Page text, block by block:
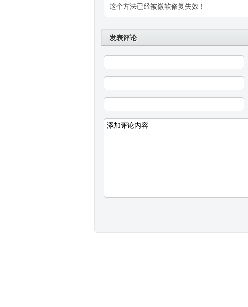
这个方法已经被微软修复失效！
发表评论